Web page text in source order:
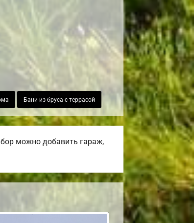
Бани из бруса с террасой
можно добавить гараж,